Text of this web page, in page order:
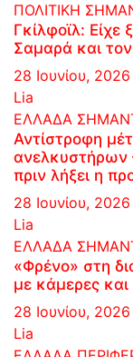
ΠΟΛΙΤΙΚΗ
Γκίλφοϊλ: Είχε
Σαμαρά και
28 Ιουνίου, 2026
Lia
ΕΛΛΑΔΑ
Αντίστροφη
ανελκυστήρων
πριν λήξει η
28 Ιουνίου,
Lia
ΕΛΛΑΔΑ
«Φρένο» στη
με κάμερες
28 Ιουνίου,
Lia